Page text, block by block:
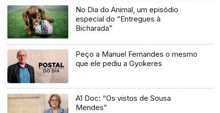
No Dia do Animal, um episódio
especial do “Entregues à
Bicharada”
Peço a Manuel Fernandes o mesmo
que ele pediu a Gyokeres
A1 Doc: “Os vistos de Sousa
Mendes”